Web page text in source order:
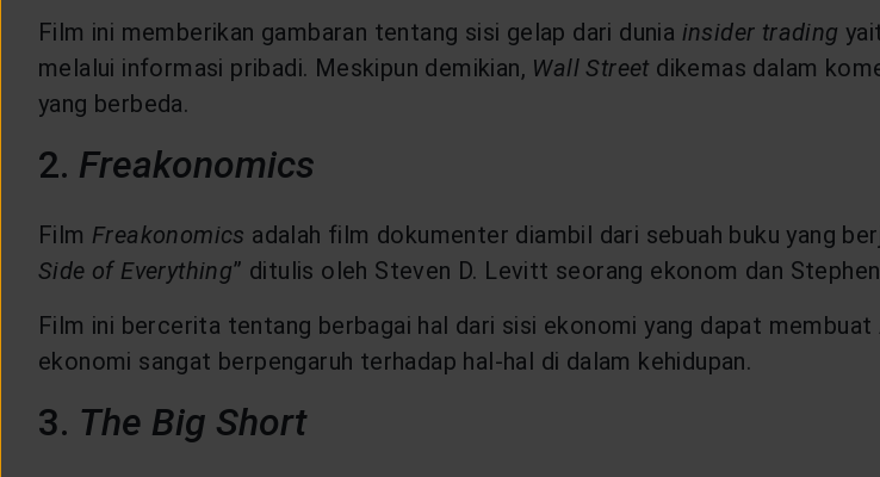
Film ini memberikan gambaran tentang sisi gelap dari dunia insider trading
melalui informasi pribadi. Meskipun demikian, Wall Street dikemas dalam
yang berbeda.
2. Freakonomics
Film Freakonomics adalah film dokumenter diambil dari sebuah buku yang
Side of Everything” ditulis oleh Steven D. Levitt seorang ekonom dan
Film ini bercerita tentang berbagai hal dari sisi ekonomi yang dapat
ekonomi sangat berpengaruh terhadap hal-hal di dalam kehidupan.
3. The Big Short
EVENTS
KEAGENAN